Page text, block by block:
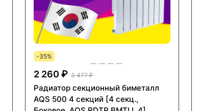
-35%
2 260 ₽ 3 477 ₽
Радиатор секционный биметалл
AQS 500 4 секций [4 секц.,